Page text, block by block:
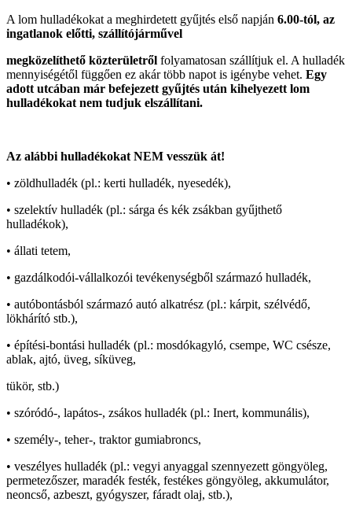
A lom hulladékokat a meghirdetett gyűjtés első napján 6.00-tól, az
ingatlanok előtti, szállítójárművel
megközelíthető közterületről folyamatosan szállítjuk el. A hulladék
mennyiségétől függően ez akár több napot is igénybe vehet. Egy
adott utcában már befejezett gyűjtés után kihelyezett lom
hulladékokat nem tudjuk elszállítani.
Az alábbi hulladékokat NEM vesszük át!
• zöldhulladék (pl.: kerti hulladék, nyesedék),
• szelektív hulladék (pl.: sárga és kék zsákban gyűjthető
hulladékok),
• állati tetem,
• gazdálkodói-vállalkozói tevékenységből származó hulladék,
• autóbontásból származó autó alkatrész (pl.: kárpit, szélvédő,
lökhárító stb.),
• építési-bontási hulladék (pl.: mosdókagyló, csempe, WC csésze,
ablak, ajtó, üveg, síküveg,
tükör, stb.)
• szóródó-, lapátos-, zsákos hulladék (pl.: Inert, kommunális),
• személy-, teher-, traktor gumiabroncs,
• veszélyes hulladék (pl.: vegyi anyaggal szennyezett göngyöleg,
permetezőszer, maradék festék, festékes göngyöleg, akkumulátor,
neoncső, azbeszt, gyógyszer, fáradt olaj, stb.),